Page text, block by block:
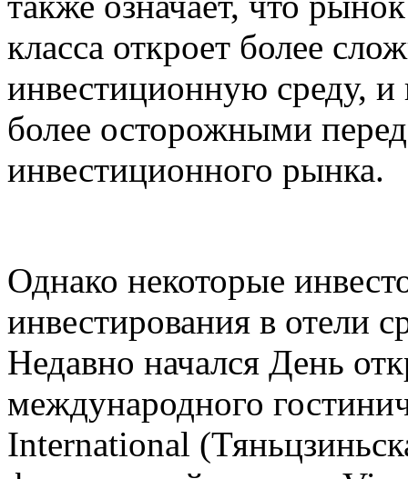
класса откроет более
инвестиционную среду, и
более осторожными
инвестиционного рынка.
Однако некоторые
инвестирования в отели
Недавно начался День
международного
International